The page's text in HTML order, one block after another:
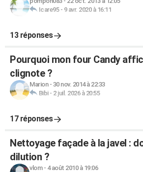
Icare95- 9 avr. 2020 à 16:11
13 réponses
Pourquoi mon four Candy
clignote ?
Marion- 30 nov. 2014 à 22:33
Bibi- 2 juil. 2026 à 20:55
17 réponses
Nettoyage façade à la javel :
dilution ?
vlom- 4 août 2010 à 19:06